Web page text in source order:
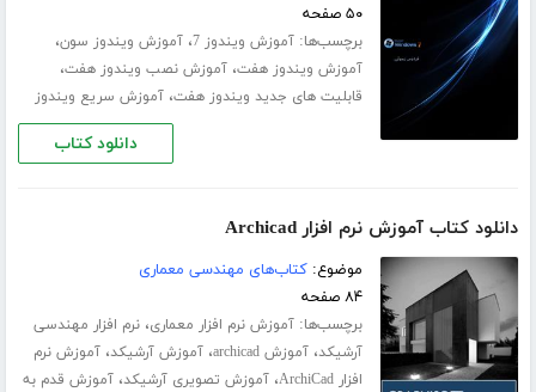
۵۰ صفحه
برچسب‌ها:آموزش ویندوز 7 ،آموزش ویندوز سون،
آموزش ویندوز هفت،آموزش نصب ویندوز هفت،
قابلیت های جدید ویندوز هفت،آموزش سریع ویندوز
دانلود کتاب
دانلود کتاب آموزش نرم افزار Archicad
موضوع:کتاب‌های مهندسی معماری
۸۴ صفحه
برچسب‌ها:آموزش نرم افزار معماری،نرم افزار مهندسی
آرشیکد،آموزش archicad ،آموزش آرشیکد،آموزش نرم
افزار ArchiCad
،آموزش تصویری آرشیکد،آموزش قدم به